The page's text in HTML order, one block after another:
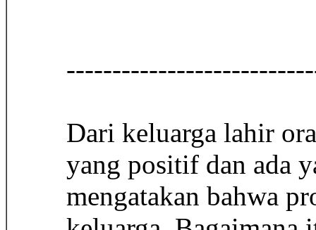
Dari keluarga lahir
yang positif dan ada
mengatakan bahwa